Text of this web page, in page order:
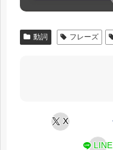
動詞 フレーズ
X
LINE